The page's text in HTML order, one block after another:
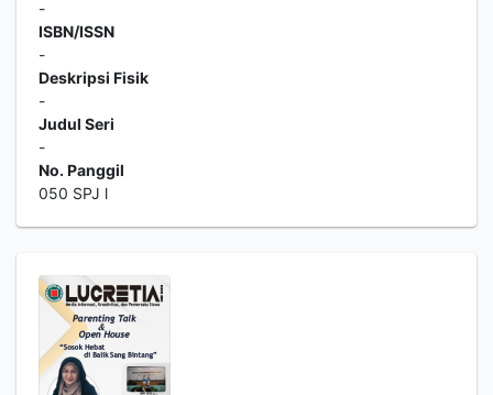
-
ISBN/ISSN
-
Deskripsi Fisik
-
Judul Seri
-
No. Panggil
050 SPJ l